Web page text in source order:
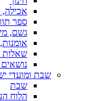
אכילה,
ספר
גשם,
שאלות
נושאים
שבת ומועדי
שבת
הלוח